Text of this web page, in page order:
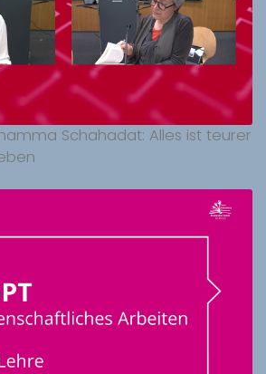
Schahadat: Alles ist teurer